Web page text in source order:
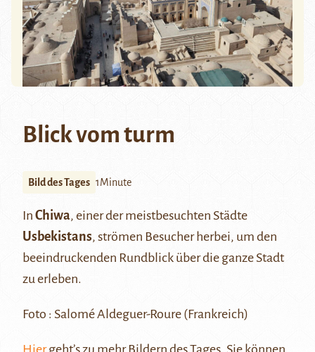
Blick vom turm
Bild des Tages 1Minute
In Chiwa, einer der meistbesuchten Städte
Usbekistans, strömen Besucher herbei, um den
beeindruckenden Rundblick über die ganze Stadt
zu erleben.
Foto : Salomé Aldeguer-Roure (Frankreich)